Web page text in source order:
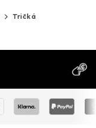
Tričká
MOŽNOSŤ